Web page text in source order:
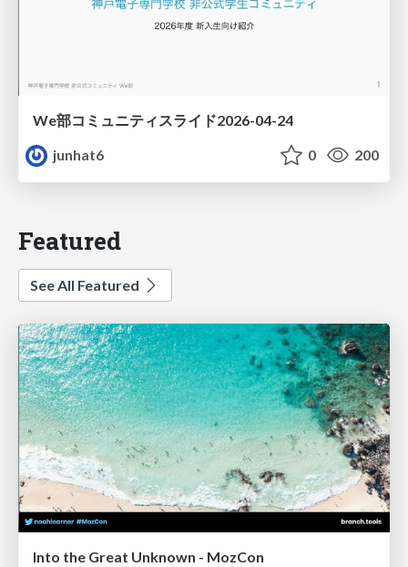
We部コミュニティスライド2026-04-24
junhat6
0 200
Featured
See All Featured
Into the Great Unknown - MozCon